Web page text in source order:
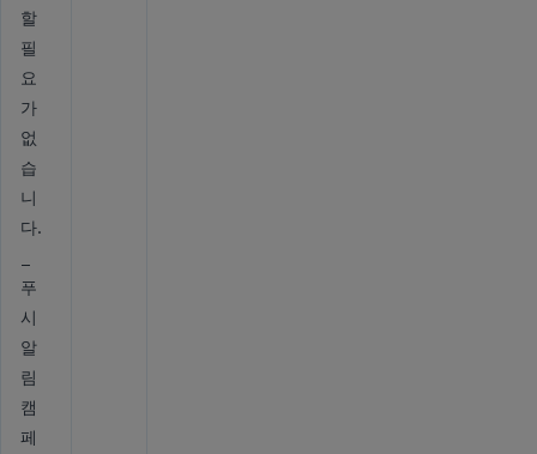
할
필
요
가
없
습
니
다.
푸
시
알
림
캠
페